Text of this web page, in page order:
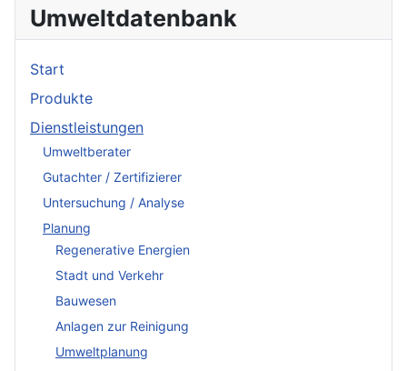
Umweltdatenbank
Start
Produkte
Dienstleistungen
Umweltberater
Gutachter / Zertifizierer
Untersuchung / Analyse
Planung
Regenerative Energien
Stadt und Verkehr
Bauwesen
Anlagen zur Reinigung
Umweltplanung